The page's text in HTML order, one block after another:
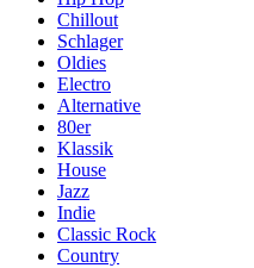
Chillout
Schlager
Oldies
Electro
Alternative
80er
Klassik
House
Jazz
Indie
Classic Rock
Country